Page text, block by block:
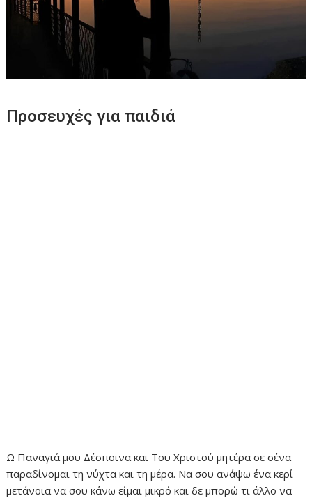
Προσευχές για παιδιά
Ω Παναγιά μου Δέσποινα και Του Χριστού μητέρα σε σένα
παραδίνομαι τη νύχτα και τη μέρα. Να σου ανάψω ένα κερί
μετάνοια να σου κάνω είμαι μικρό και δε μπορώ τι άλλο να